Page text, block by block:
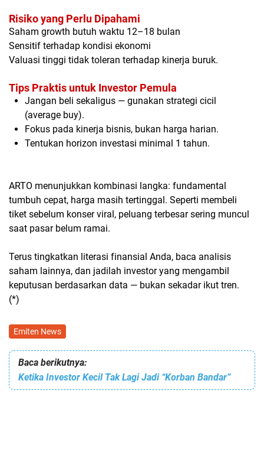
Risiko yang Perlu Dipahami
Saham growth butuh waktu 12–18 bulan
Sensitif terhadap kondisi ekonomi
Valuasi tinggi tidak toleran terhadap kinerja buruk.
Tips Praktis untuk Investor Pemula
Jangan beli sekaligus — gunakan strategi cicil
(average buy).
Fokus pada kinerja bisnis, bukan harga harian.
Tentukan horizon investasi minimal 1 tahun.
ARTO menunjukkan kombinasi langka: fundamental
tumbuh cepat, harga masih tertinggal. Seperti membeli
tiket sebelum konser viral, peluang terbesar sering muncul
saat pasar belum ramai.
Terus tingkatkan literasi finansial Anda, baca analisis
saham lainnya, dan jadilah investor yang mengambil
keputusan berdasarkan data — bukan sekadar ikut tren.
(*)
Emiten News
Baca berikutnya:
Ketika Investor Kecil Tak Lagi Jadi “Korban Bandar”